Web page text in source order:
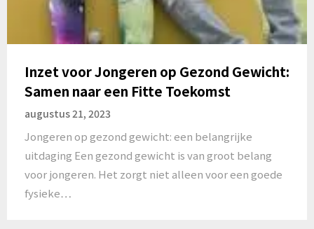
Inzet voor Jongeren op Gezond Gewicht:
Samen naar een Fitte Toekomst
augustus 21, 2023
Jongeren op gezond gewicht: een belangrijke
uitdaging Een gezond gewicht is van groot belang
voor jongeren. Het zorgt niet alleen voor een goede
fysieke…